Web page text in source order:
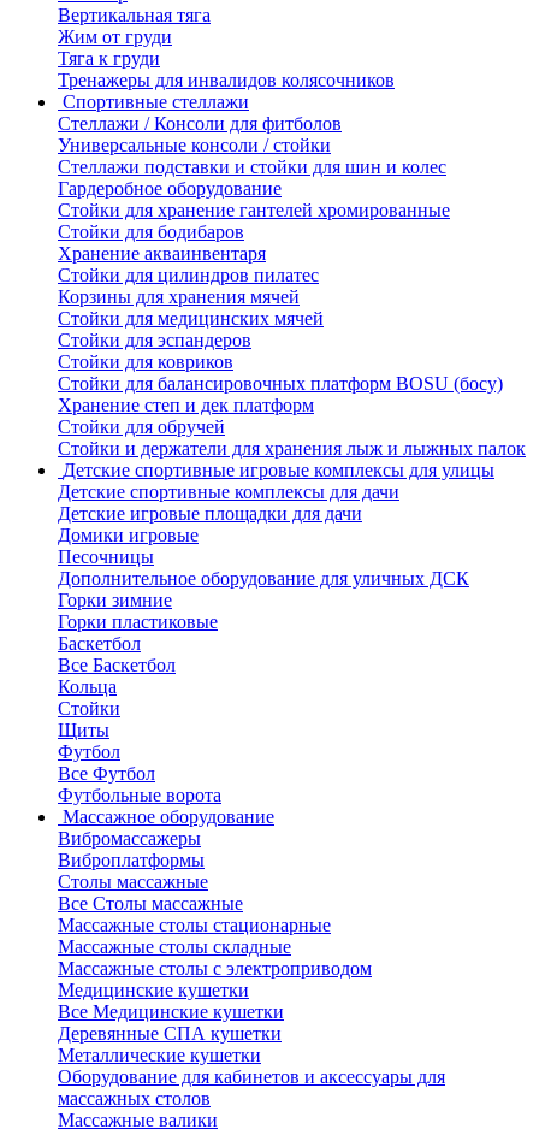
Вертикальная тяга
Жим от груди
Тяга к груди
Тренажеры для инвалидов колясочников
Спортивные стеллажи
Стеллажи / Консоли для фитболов
Универсальные консоли / стойки
Стеллажи подставки и стойки для шин и колес
Гардеробное оборудование
Стойки для хранение гантелей хромированные
Стойки для бодибаров
Хранение акваинвентаря
Стойки для цилиндров пилатес
Корзины для хранения мячей
Стойки для медицинских мячей
Стойки для эспандеров
Стойки для ковриков
Стойки для балансировочных платформ BOSU (босу)
Хранение степ и дек платформ
Стойки для обручей
Стойки и держатели для хранения лыж и лыжных палок
Детские спортивные игровые комплексы для улицы
Детские спортивные комплексы для дачи
Детские игровые площадки для дачи
Домики игровые
Песочницы
Дополнительное оборудование для уличных ДСК
Горки зимние
Горки пластиковые
Баскетбол
Все Баскетбол
Кольца
Стойки
Щиты
Футбол
Все Футбол
Футбольные ворота
Массажное оборудование
Вибромассажеры
Виброплатформы
Столы массажные
Все Столы массажные
Массажные столы стационарные
Массажные столы складные
Массажные столы с электроприводом
Медицинские кушетки
Все Медицинские кушетки
Деревянные СПА кушетки
Металлические кушетки
Оборудование для кабинетов и аксессуары для
массажных столов
Массажные валики